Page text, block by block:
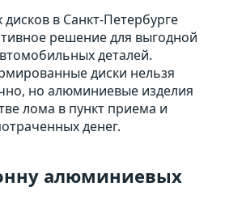
в Санкт-Петербурге
решение для выгодной
деталей.
диски нельзя
но алюминиевые изделия
лома в пункт приема и
денег.
алюминиевых